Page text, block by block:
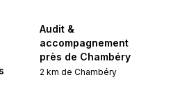
Audit &
accompagnement
près de Chambéry
2 km de Chambéry